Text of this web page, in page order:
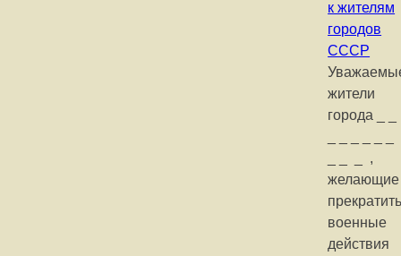
к жителям
городов
СССР
жители
города _ _
_ _ _ ,
желающие
военные
действия